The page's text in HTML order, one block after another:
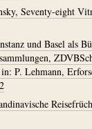
Seventy-eight
und Basel als
P. Lehmann,